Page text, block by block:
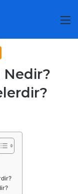
Nedir?